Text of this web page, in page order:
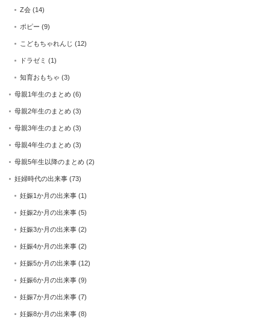
Z会 (14)
ポピー (9)
こどもちゃれんじ (12)
ドラゼミ (1)
知育おもちゃ (3)
母親1年生のまとめ (6)
母親2年生のまとめ (3)
母親3年生のまとめ (3)
母親4年生のまとめ (3)
母親5年生以降のまとめ (2)
妊婦時代の出来事 (73)
妊娠1か月の出来事 (1)
妊娠2か月の出来事 (5)
妊娠3か月の出来事 (2)
妊娠4か月の出来事 (2)
妊娠5か月の出来事 (12)
妊娠6か月の出来事 (9)
妊娠7か月の出来事 (7)
妊娠8か月の出来事 (8)